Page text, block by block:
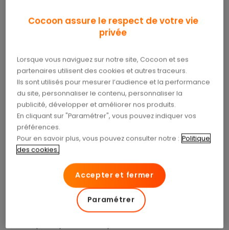
être dû à une maladie chronique ou toute autre
pathologie entraînant desséjours à l’hôpital plus
Voici quelques exemples d’hospitalisations
nécessaires :
Après une chirurgie: dans le cadre d’une
intervention lourde, il est préférable que le
patient effectue sa convalescence dans un
cadre sécurisé et médical. Pour cette raison,
il doit prendre une chambre hospitalière afin
de recevoir les traitements médicaux
adéquats. Cependant, toutes les opérations
ne nécessitent pas un séjour à l’hôpital. Si les
interventions sont légères, on parle alors
d’hospitalisation ambulatoire, c’est-à-dire
Cocoon assure le respect de votre vie
privée
Lorsque vous naviguez sur notre site, Cocoon et ses
partenaires utilisent des cookies et autres traceurs.
Ils sont utilisés pour mesurer l’audience et la performance
du site, personnaliser le contenu, personnaliser la
publicité, développer et améliorer nos produits.
En cliquant sur "Paramétrer", vous pouvez indiquer vos
préférences.
Pour en savoir plus, vous pouvez consulter notre : Politique
des cookies.
Accepter et fermer
Paramétrer